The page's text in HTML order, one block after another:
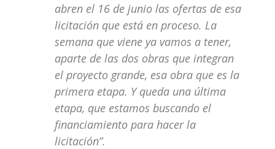
abren el 16 de junio las ofertas de esa
licitación que está en proceso. La
semana que viene ya vamos a tener,
aparte de las dos obras que integran
el proyecto grande, esa obra que es la
primera etapa. Y queda una última
etapa, que estamos buscando el
financiamiento para hacer la
licitación”.